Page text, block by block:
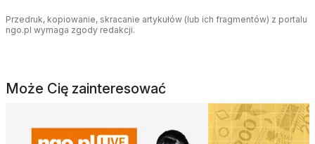
Przedruk, kopiowanie, skracanie artykułów (lub ich fragmentów) z portalu
ngo.pl wymaga zgody redakcji.
Może Cię zainteresować